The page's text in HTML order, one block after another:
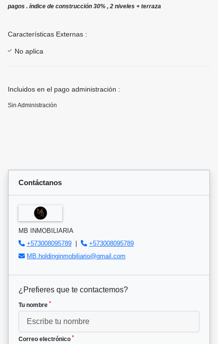
pagos . índice de construcción 30% , 2 niveles + terraza
Características Externas :
No aplica
Incluidos en el pago administración :
Sin Administración
Contáctanos
MB INMOBILIARIA
+573008095789 |
+573008095789
MB.holdinginmobiliario@gmail.com
¿Prefieres que te contactemos?
Tu nombre *
Correo electrónico *